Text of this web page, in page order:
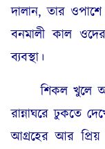
দালান, তার ওপাশে
বনমালী কাল
ব্যবস্থা।
শিকল খুলে
রান্নাঘরে ঢুকতে
আগ্রহের আর প্রিয়